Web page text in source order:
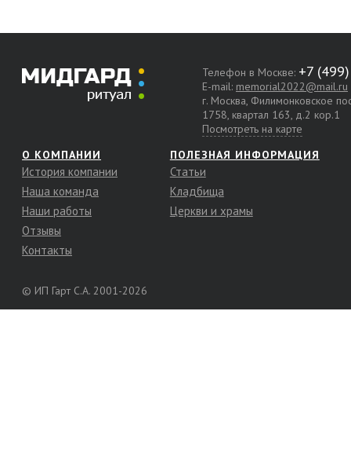
Телефон в Москве:
E-mail: memorial2022@mail.ru
г. Москва, Филимонковское
1758, квартал 163, д.2 кор.1
Посмотреть на карте
О КОМПАНИИ
История компании
Наша команда
Наши работы
Отзывы
Контакты
ПОЛЕЗНАЯ ИНФОРМАЦИЯ
Статьи
Кладбища
Церкви и храмы
© ИП Гарт С.А. 2001-2026